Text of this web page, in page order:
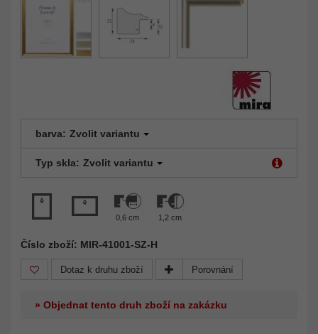
barva: Zvolit variantu
Typ skla: Zvolit variantu
0,6 cm 1,2 cm
Číslo zboží: MIR-41001-SZ-H
Dotaz k druhu zboží Porovnání
» Objednat tento druh zboží na zakázku